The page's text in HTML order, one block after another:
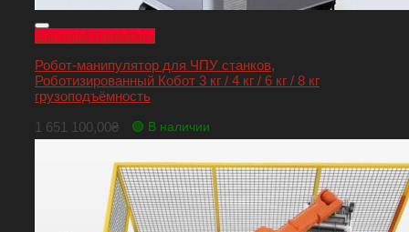
Быстрый просмотр
Робот-манипулятор для ЧПУ станков,
Роботизированный Кобот 3 кг / 4 кг / 6 кг / 8 кг
грузоподъёмность
1 651 100,00₴ 🟢 В наличии